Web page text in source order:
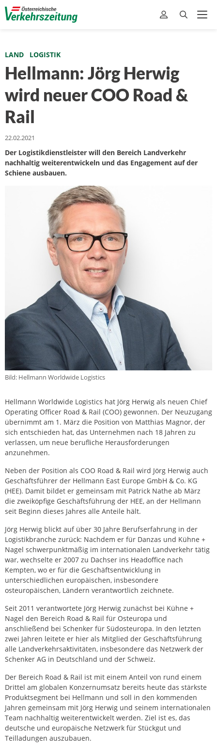
LAND LOGISTIK
Hellmann: Jörg Herwig
wird neuer COO Road &
Rail
22.02.2021
Der Logistikdienstleister will den Bereich Landverkehr
nachhaltig weiterentwickeln und das Engagement auf der
Schiene ausbauen.
Bild: Hellmann Worldwide Logistics
Hellmann Worldwide Logistics hat Jörg Herwig als neuen Chief
Operating Officer Road & Rail (COO) gewonnen. Der Neuzugang
übernimmt am 1. März die Position von Matthias Magnor, der
sich entschieden hat, das Unternehmen nach 18 Jahren zu
verlassen, um neue berufliche Herausforderungen
anzunehmen.
Neben der Position als COO Road & Rail wird Jörg Herwig auch
Geschäftsführer der Hellmann East Europe GmbH & Co. KG
(HEE). Damit bildet er gemeinsam mit Patrick Nathe ab März
die zweiköpfige Geschäftsführung der HEE, an der Hellmann
seit Beginn dieses Jahres alle Anteile hält.
Jörg Herwig blickt auf über 30 Jahre Berufserfahrung in der
Logistikbranche zurück: Nachdem er für Danzas und Kühne +
Nagel schwerpunktmäßig im internationalen Landverkehr tätig
war, wechselte er 2007 zu Dachser ins Headoffice nach
Kempten, wo er für die Geschäftsentwicklung in
unterschiedlichen europäischen, insbesondere
osteuropäischen, Ländern verantwortlich zeichnete.
Seit 2011 verantwortete Jörg Herwig zunächst bei Kühne +
Nagel den Bereich Road & Rail für Osteuropa und
anschließend bei Schenker für Südosteuropa. In den letzten
zwei Jahren leitete er hier als Mitglied der Geschäftsführung
alle Landverkehrsaktivitäten, insbesondere das Netzwerk der
Schenker AG in Deutschland und der Schweiz.
Der Bereich Road & Rail ist mit einem Anteil von rund einem
Drittel am globalen Konzernumsatz bereits heute das stärkste
Produktsegment bei Hellmann und soll in den kommenden
Jahren gemeinsam mit Jörg Herwig und seinem internationalen
Team nachhaltig weiterentwickelt werden. Ziel ist es, das
deutsche und europäische Netzwerk für Stückgut und
Teilladungen auszubauen.